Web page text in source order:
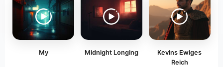
My Midnight Longing
Kevins Ewiges
Reich